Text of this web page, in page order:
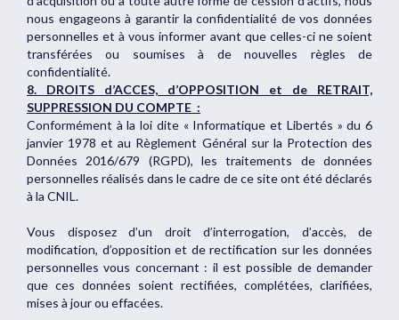
nous engageons à garantir la confidentialité de vos données
personnelles et à vous informer avant que celles-ci ne soient
transférées ou soumises à de nouvelles règles de
confidentialité.
8. DROITS d’ACCES, d’OPPOSITION et de RETRAIT,
SUPPRESSION DU COMPTE :
Conformément à la loi dite « Informatique et Libertés » du 6
janvier 1978 et au Règlement Général sur la Protection des
Données 2016/679 (RGPD), les traitements de données
personnelles réalisés dans le cadre de ce site ont été déclarés
à la CNIL.
Vous disposez d’un droit d’interrogation, d’accès, de
modification, d’opposition et de rectification sur les données
personnelles vous concernant : il est possible de demander
que ces données soient rectifiées, complétées, clarifiées,
mises à jour ou effacées.